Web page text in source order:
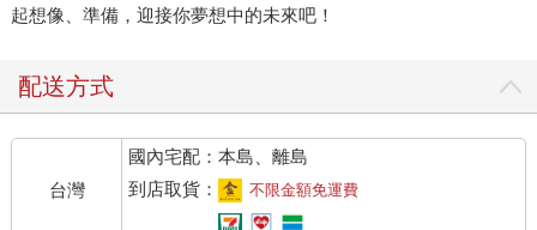
起想像、準備，迎接你夢想中的未來吧！
配送方式
台灣
國內宅配：本島、離島
到店取貨：
不限金額免運費